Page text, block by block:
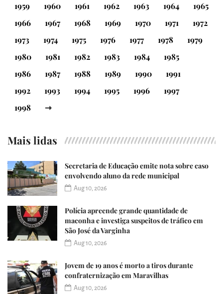
1959
1960 1961 1962 1963 1964
1965
1966
1967 1968 1969 1970 1971
1972
1973
1974 1975 1976 1977 1978
1979
1980
1981 1982 1983 1984
1985
1986
1987 1988 1989 1990
1991
1992
1993 1994 1995 1996
1997
1998
⇾
Mais lidas
Secretaria de Educação emite nota sobre caso
envolvendo aluno da rede municipal
Aug 10, 2026
Polícia apreende grande quantidade de
maconha e investiga suspeitos de tráfico em
São José da Varginha
Aug 10, 2026
Jovem de 19 anos é morto a tiros durante
confraternização em Maravilhas
Aug 10, 2026